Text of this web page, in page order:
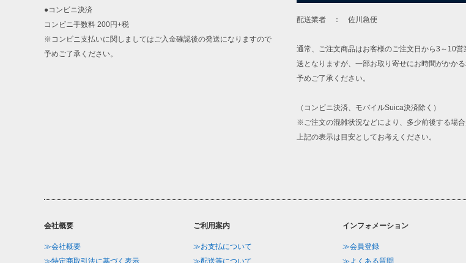
●コンビニ決済
コンビニ手数料 200円+税
※コンビニ支払いに関しましてはご入金確認後の発送になりますので
予めご了承ください。
配送業者 ： 佐川急便
通常、ご注文商品はお客様のご注文日から3～10営
送となりますが、一部お取り寄せにお時間がかかる
予めご了承ください。
（コンビニ決済、モバイルSuica決済除く）
※ご注文の混雑状況などにより、多少前後する場合
上記の表示は目安としてお考えください。
会社概要
≫会社概要
≫特定商取引法に基づく表示
ご利用案内
≫お支払について
≫配送等について
インフォメーション
≫会員登録
≫よくある質問